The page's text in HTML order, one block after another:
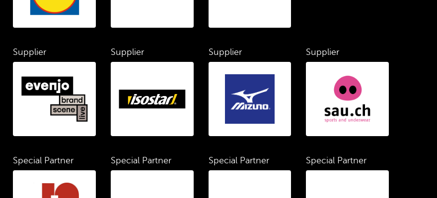
Supplier Supplier Supplier Supplier
Special Partner Special Partner Special Partner Special Partner